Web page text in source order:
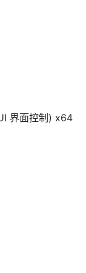
界面控制) x64